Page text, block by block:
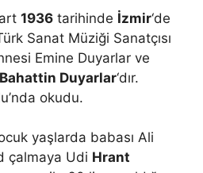
1936 tarihinde İzmir‘de
Sanat Müziği Sanatçısı
Emine Duyarlar ve
Bahattin Duyarlar‘dır.
okudu.
yaşlarda babası Ali
çalmaya Udi Hrant